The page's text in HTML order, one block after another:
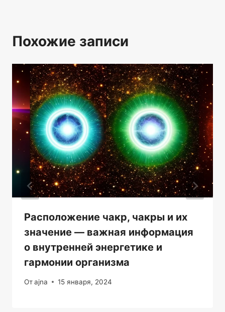
Похожие записи
Расположение чакр, чакры и их
значение — важная информация
о внутренней энергетике и
гармонии организма
Отajna 15 января, 2024